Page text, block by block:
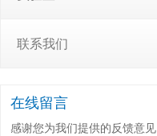
联系我们
在线留言
感谢您为我们提供的反馈意见